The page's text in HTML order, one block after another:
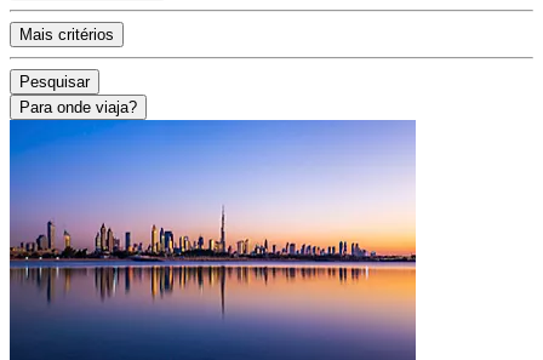
Mais critérios
Pesquisar
Para onde viaja?